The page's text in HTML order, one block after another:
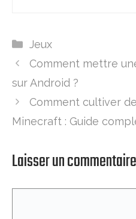
Catégories
Jeux
Comment mettre
sur Android ?
Comment cultiver
Minecraft : Guide
Laisser un commentaire